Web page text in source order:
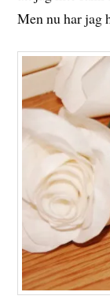
Men nu har jag